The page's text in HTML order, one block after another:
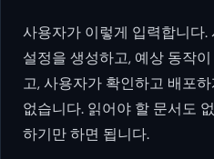
사용자가 이렇게 입력합니다
설정을 생성하고, 예상 동작
고, 사용자가 확인하고 배포
없습니다. 읽어야 할 문서도
하기만 하면 됩니다.